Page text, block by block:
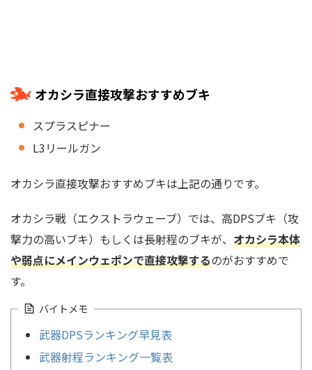
オカシラ直接攻撃おすすめブキ
スプラスピナー
L3リールガン
オカシラ直接攻撃おすすめブキは上記の通りです。
オカシラ戦（エクストラウェーブ）では、高DPSブキ（攻
撃力の高いブキ）もしくは長射程のブキが、 オカシラ本体
や弱点にメインウェポンで直接攻撃するのがおすすめで
す。
バイトメモ
武器DPSランキング早見表
武器射程ランキング一覧表